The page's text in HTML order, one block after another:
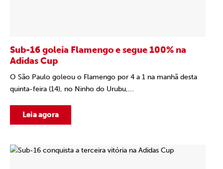
Sub-16 goleia Flamengo e segue 100% na
Adidas Cup
O São Paulo goleou o Flamengo por 4 a 1 na manhã desta
quinta-feira (14), no Ninho do Urubu,...
Leia agora